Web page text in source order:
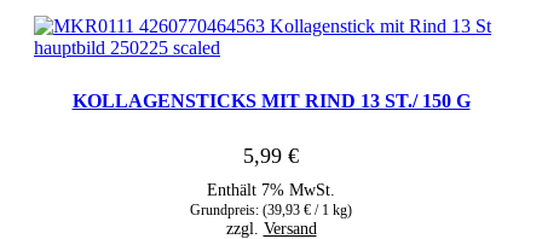
KOLLAGENSTICKS MIT RIND 13 ST./ 150 G
5,99 €
Enthält 7% MwSt.
Grundpreis: (39,93 € / 1 kg)
zzgl. Versand